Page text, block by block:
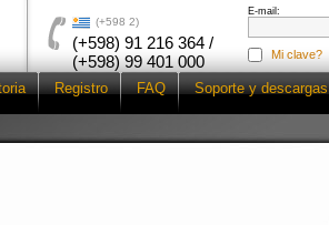
E-mail:
Mi clave?
(+598 2)
(+598) 91 216 364 /
(+598) 99 401 000
Registro FAQ Soporte y descargas